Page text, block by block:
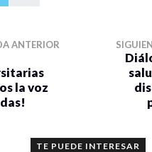
ANTERIOR
la voz
TE PUEDE INTERESAR